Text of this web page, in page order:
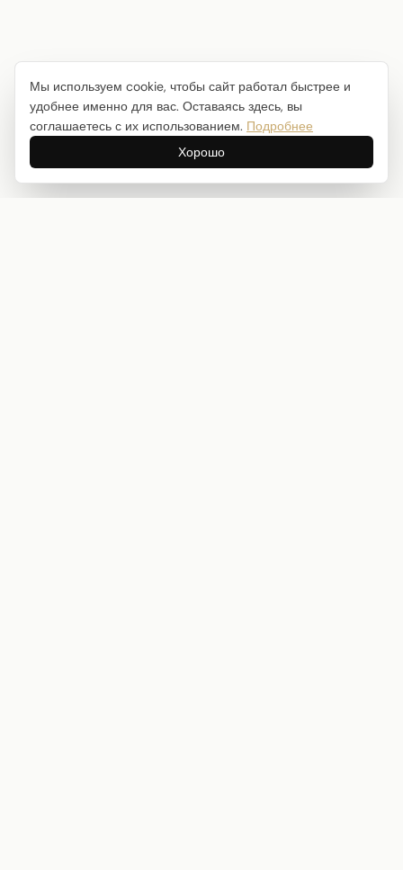
Мы используем cookie, чтобы сайт работал быстрее и
удобнее именно для вас. Оставаясь здесь, вы
соглашаетесь с их использованием. Подробнее
Хорошо